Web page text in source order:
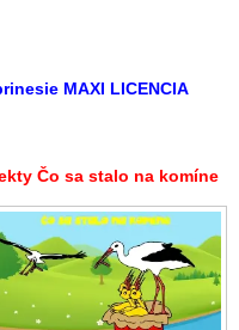
MAXI LICENCIA
Čo sa stalo na komíne